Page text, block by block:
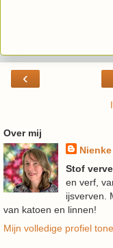
‹
Over mij
Nienke
Stof
en verf,
ijsverven.
van katoen en linnen!
Mijn volledige profiel